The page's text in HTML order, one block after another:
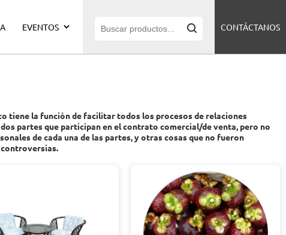
EVENTOS CONTÁCTANOS
tiene la función de facilitar todos los procesos de relaciones
partes que participan en el contrato comercial/de venta, pero no
de cada una de las partes, y otras cosas que no fueron